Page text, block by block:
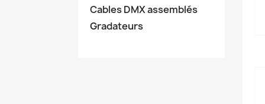
Cables DMX assemblés
Gradateurs